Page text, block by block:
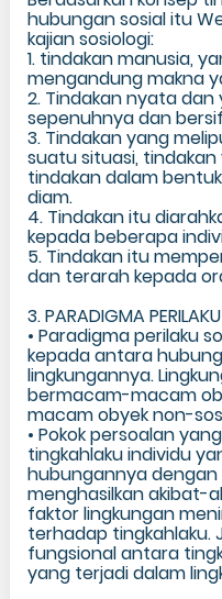
hubungan sosial itu
kajian sosiologi:
1. tindakan manusia,
mengandung makna
2. Tindakan nyata
sepenuhnya dan
3. Tindakan yang
suatu situasi,
tindakan dalam
diam.
4. Tindakan itu
kepada beberapa
5. Tindakan itu
dan terarah kepada
3. PARADIGMA
• Paradigma perilaku
kepada antara
lingkungannya.
bermacam-macam
macam obyek non-
• Pokok persoalan
tingkahlaku individu
hubungannya
menghasilkan akibat-
faktor lingkungan
terhadap
fungsional antara
yang terjadi dalam